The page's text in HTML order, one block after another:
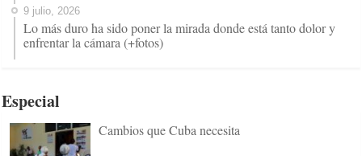
9 julio, 2026
Lo más duro ha sido poner la mirada donde está tanto dolor y
enfrentar la cámara (+fotos)
Especial
Cambios que Cuba necesita